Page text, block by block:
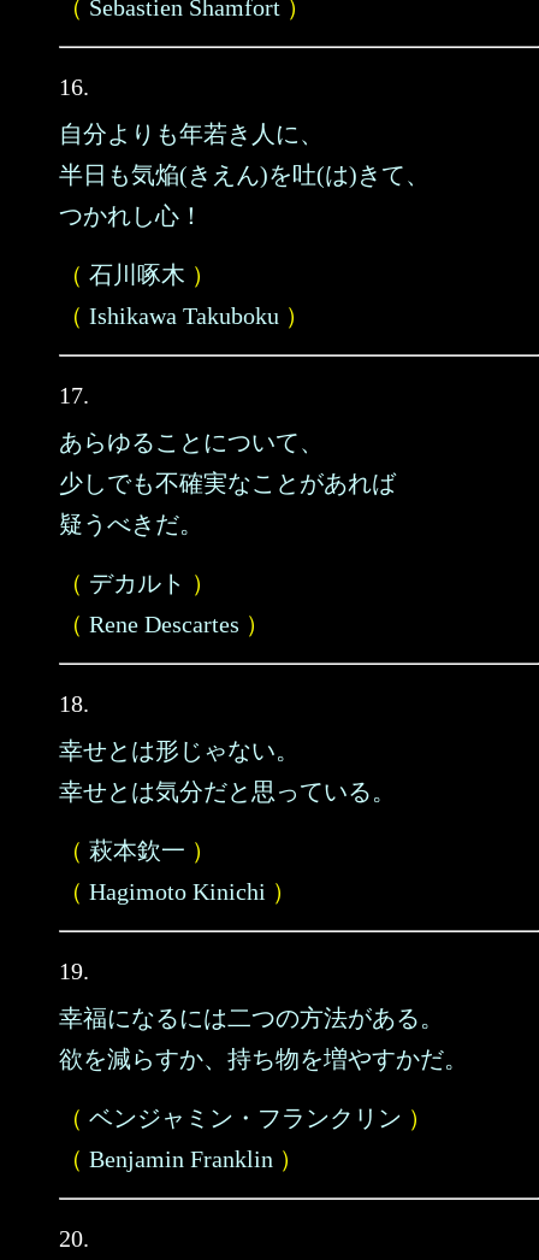
（ Sebastien Shamfort ）
16.
自分よりも年若き人に、
半日も気焔(きえん)を吐(は)きて、
つかれし心！
（ 石川啄木 ）
（ Ishikawa Takuboku ）
17.
あらゆることについて、
少しでも不確実なことがあれば
疑うべきだ。
（ デカルト ）
（ Rene Descartes ）
18.
幸せとは形じゃない。
幸せとは気分だと思っている。
（ 萩本欽一 ）
（ Hagimoto Kinichi ）
19.
幸福になるには二つの方法がある。
欲を減らすか、持ち物を増やすかだ。
（ ベンジャミン・フランクリン ）
（ Benjamin Franklin ）
20.